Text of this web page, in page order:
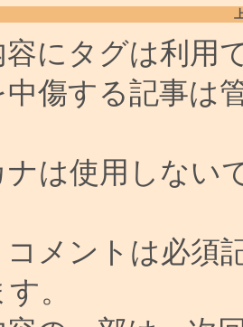
容にタグは利用
中傷する記事は
ナは使用しない
コメントは必須
。